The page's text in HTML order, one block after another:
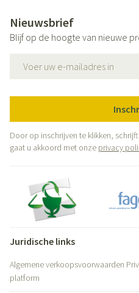
Nieuwsbrief
Blijf op de hoogte van nieuwe
Door op inschrijven te klikken,
gaat u akkoord met onze privacy
Juridische links
Algemene verkoopsvoorwaarden
platform